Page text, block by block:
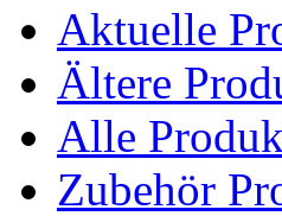
Aktuelle
Ältere
Alle
Zubehör